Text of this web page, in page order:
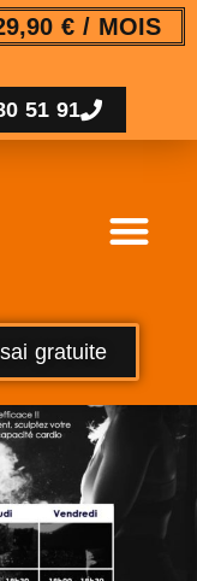
€ / MOIS
51 91
gratuite